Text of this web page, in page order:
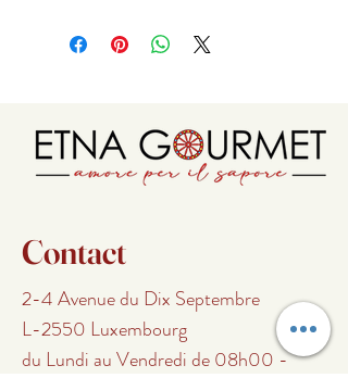
Contact
2-4 Avenue du Dix Septembre
L-2550 Luxembourg
du Lundi au Vendredi de 08h00 -